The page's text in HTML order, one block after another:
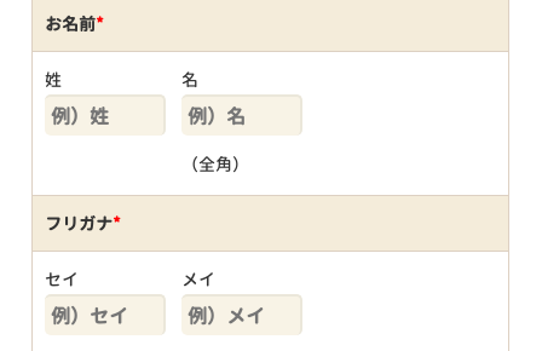
お名前*
姓 名
（全角）
フリガナ*
セイ メイ